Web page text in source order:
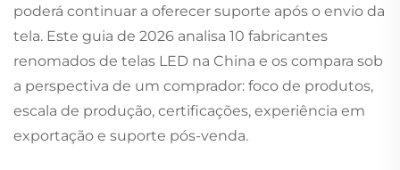
poderá continuar a oferecer suporte após o envio da
tela. Este guia de 2026 analisa 10 fabricantes
renomados de telas LED na China e os compara sob
a perspectiva de um comprador: foco de produtos,
escala de produção, certificações, experiência em
exportação e suporte pós-venda.